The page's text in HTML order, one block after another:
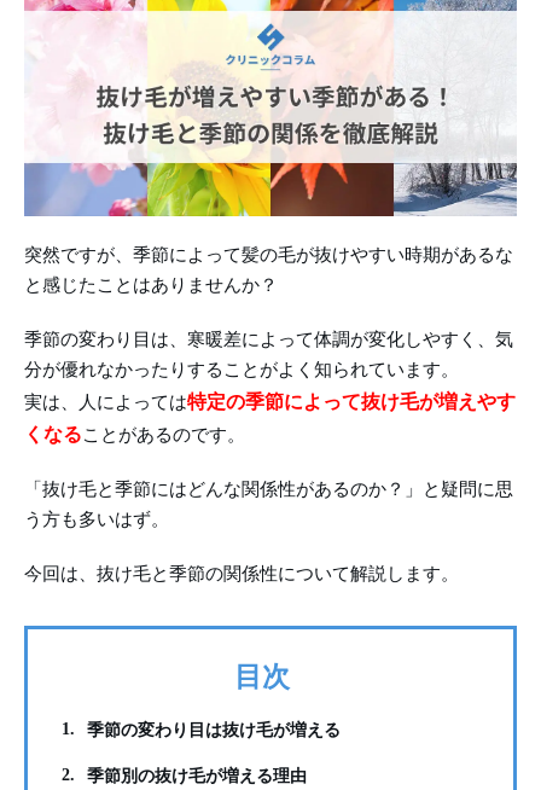
突然ですが、季節によって髪の毛が抜けやすい時期があるな
と感じたことはありませんか？
季節の変わり目は、寒暖差によって体調が変化しやすく、気
分が優れなかったりすることがよく知られています。
実は、人によっては特定の季節によって抜け毛が増えやす
くなることがあるのです。
「抜け毛と季節にはどんな関係性があるのか？」と疑問に思
う方も多いはず。
今回は、抜け毛と季節の関係性について解説します。
目次
1. 季節の変わり目は抜け毛が増える
2. 季節別の抜け毛が増える理由